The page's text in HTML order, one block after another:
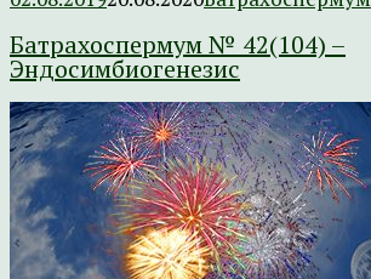
Батрахоспермум № 42(104) –
Эндосимбиогенезис